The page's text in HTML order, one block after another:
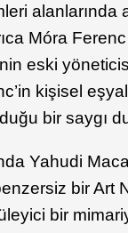
alanlarında
Móra
eski
kişisel
bir saygı
Yahudi
bir Art
bir